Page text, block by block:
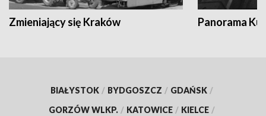
Zmieniający się Kraków Panorama
BIAŁYSTOK / BYDGOSZCZ / GDAŃSK /
GORZÓW WLKP. / KATOWICE / KIELCE /